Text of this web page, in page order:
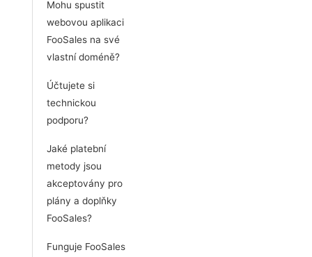
Mohu spustit
webovou aplikaci
FooSales na své
vlastní doméně?
Účtujete si
technickou
podporu?
Jaké platební
metody jsou
akceptovány pro
plány a doplňky
FooSales?
Funguje FooSales